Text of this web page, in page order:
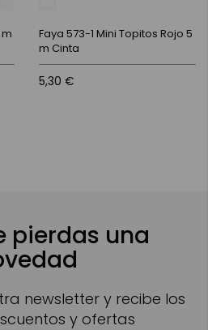
Faya 573-1 Mini Topitos Rojo 5
m Cinta
5,30 €
pierdas una
newsletter y recibe los
y ofertas